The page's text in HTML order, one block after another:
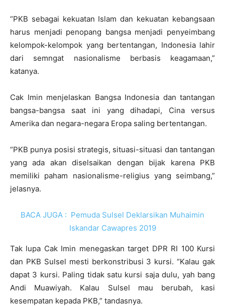
“PKB sebagai kekuatan Islam dan kekuatan kebangsaan
harus menjadi penopang bangsa menjadi penyeimbang
kelompok-kelompok yang bertentangan, Indonesia lahir
dari semngat nasionalisme berbasis keagamaan,”
katanya.
Cak Imin menjelaskan Bangsa Indonesia dan tantangan
bangsa-bangsa saat ini yang dihadapi, Cina versus
Amerika dan negara-negara Eropa saling bertentangan.
“PKB punya posisi strategis, situasi-situasi dan tantangan
yang ada akan diselsaikan dengan bijak karena PKB
memiliki paham nasionalisme-religius yang seimbang,”
jelasnya.
BACA JUGA : Pemuda Sulsel Deklarsikan Muhaimin
Iskandar Cawapres 2019
Tak lupa Cak Imin menegaskan target DPR RI 100 Kursi
dan PKB Sulsel mesti berkonstribusi 3 kursi. “Kalau gak
dapat 3 kursi. Paling tidak satu kursi saja dulu, yah bang
Andi Muawiyah. Kalau Sulsel mau berubah, kasi
kesempatan kepada PKB,” tandasnya.